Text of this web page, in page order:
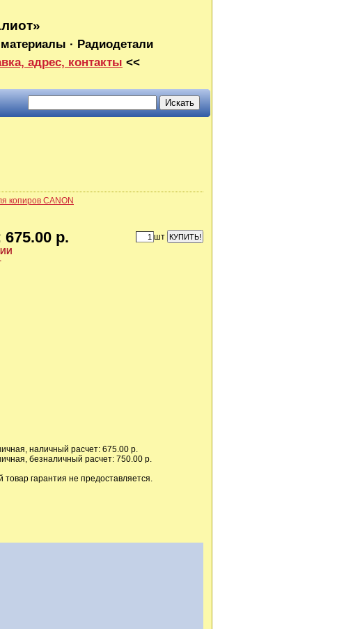
· Радиодетали
адрес, контакты <<
копиров CANON
р. шт
наличный расчет: 675.00 р.
безналичный расчет: 750.00 р.
товар гарантия не предоставляется.